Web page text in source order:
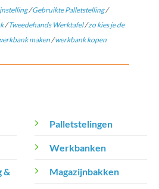
/Gebruikte Palletstelling/
/Tweedehands Werktafel/zo kies je de
maken/werkbank kopen
&
Palletstelingen
Werkbanken
Magazijnbakken